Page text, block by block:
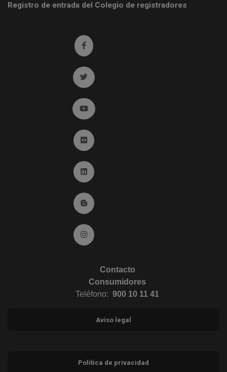
Registro de entrada del Colegio de registradores
Ir a facebook (abre en ventana nueva)
Ir a twitter (abre en ventana nueva)
Ir a YouTube (abre en ventana nueva)
Ir a Flickr (abre en ventana nueva)
Ir a Linkedin (abre en ventana nueva)
Ir al Blog (abre en ventana nueva)
Ir a Instagram (abre en ventana nueva)
Contacto
Consumidores
Teléfono: 900 10 11 41
Aviso legal
Política de privacidad